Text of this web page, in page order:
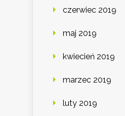
czerwiec 2019
maj 2019
kwiecień 2019
marzec 2019
luty 2019